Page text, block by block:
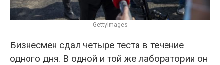
GettyImages
Бизнесмен сдал четыре теста в течение
одного дня. В одной и той же лаборатории он